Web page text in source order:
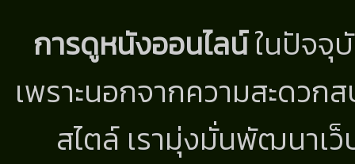
การดูหนังออนไลน์ในปัจจุ
เพราะนอกจากความสะดว
สไตล์ เรามุ่งมั่นพัฒนาเ